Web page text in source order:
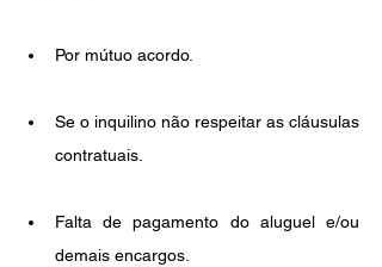
Por mútuo acordo.
Se o inquilino não respeitar as cláusulas
contratuais.
Falta de pagamento do aluguel e/ou
demais encargos.